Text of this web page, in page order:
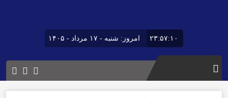
۲۳:۵۷:۱۰ امروز: شنبه - ۱۷ مرداد - ۱۴۰۵